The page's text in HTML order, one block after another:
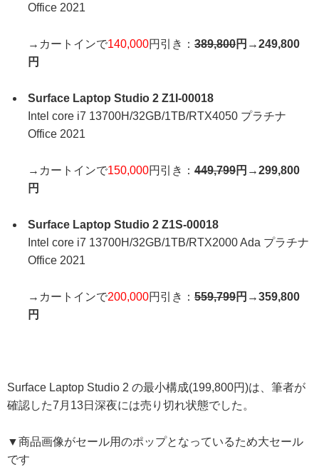
Office 2021
→カートインで140,000円引き：389,800円→249,800
円
Surface Laptop Studio 2 Z1I-00018
Intel core i7 13700H/32GB/1TB/RTX4050 プラチナ
Office 2021
→カートインで150,000円引き：449,799円→299,800
円
Surface Laptop Studio 2 Z1S-00018
Intel core i7 13700H/32GB/1TB/RTX2000 Ada プラチナ
Office 2021
→カートインで200,000円引き：559,799円→359,800
円
Surface Laptop Studio 2 の最小構成(199,800円)は、筆者が
確認した7月13日深夜には売り切れ状態でした。
▼商品画像がセール用のポップとなっているため大セール
です